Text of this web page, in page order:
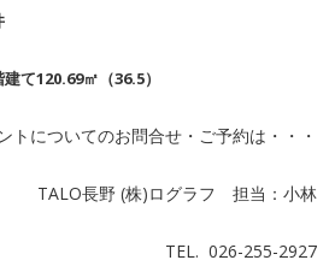
て120.69㎡（36.5）
トについてのお問合せ・ご予約は・・・
TALO長野 (株)ログラフ 担当：小林
TEL. 026-255-2927